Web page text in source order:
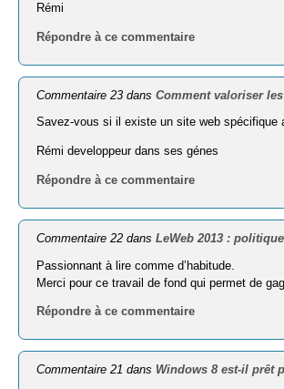
Rémi
Répondre à ce commentaire
Commentaire 23 dansComment valoriser
Savez-vous si il existe un site web spécifique
Rémi developpeur dans ses génes
Répondre à ce commentaire
Commentaire 22 dansLeWeb 2013 :
Passionnant à lire comme d’habitude.
Merci pour ce travail de fond qui permet de
Répondre à ce commentaire
Commentaire 21 dans Windows 8 est-il prêt